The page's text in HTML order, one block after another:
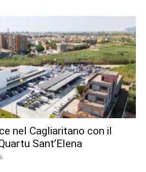
nel Cagliaritano con il
Sant’Elena